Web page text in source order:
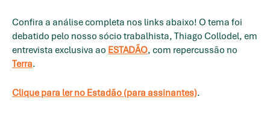
Confira a análise completa nos links abaixo! O tema foi
debatido pelo nosso sócio trabalhista, Thiago Collodel, em
entrevista exclusiva ao ESTADÃO, com repercussão no
Terra.
Clique para ler no Estadão (para assinantes).